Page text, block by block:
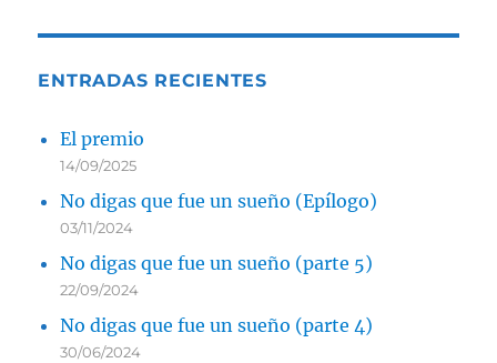
ENTRADAS RECIENTES
El premio
14/09/2025
No digas que fue un sueño (Epílogo)
03/11/2024
No digas que fue un sueño (parte 5)
22/09/2024
No digas que fue un sueño (parte 4)
30/06/2024